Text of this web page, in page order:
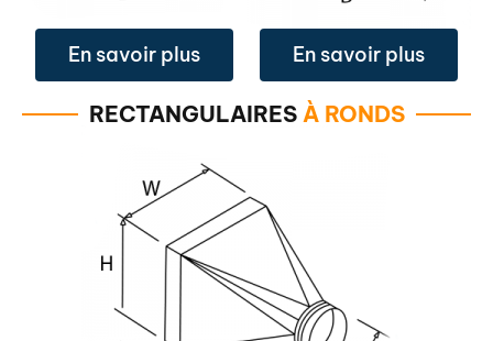
En savoir plus En savoir plus
RECTANGULAIRES À RONDS